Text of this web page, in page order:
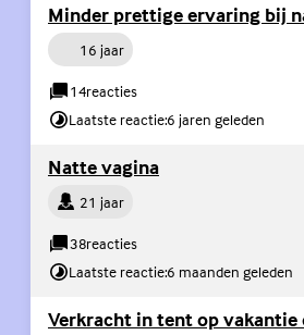
Minder prettige ervaring bij
Persoon16 jaar
14reacties
Laatste reactie:6 jaren geleden
Natte vagina
Persoon21 jaar
38reacties
Laatste reactie:6 maanden geleden
Verkracht in tent op vakantie